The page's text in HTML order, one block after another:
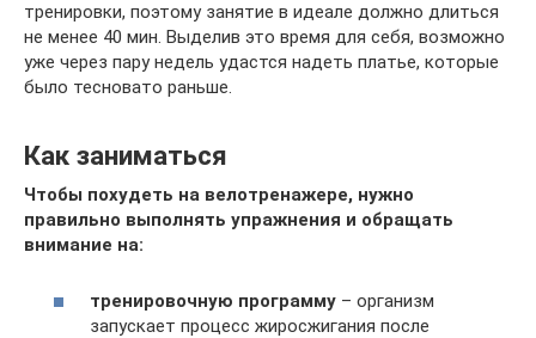
тренировки, поэтому занятие в идеале должно длиться
не менее 40 мин. Выделив это время для себя, возможно
уже через пару недель удастся надеть платье, которые
было тесновато раньше.
Как заниматься
Чтобы похудеть на велотренажере, нужно
правильно выполнять упражнения и обращать
внимание на:
тренировочную программу – организм
запускает процесс жиросжигания после